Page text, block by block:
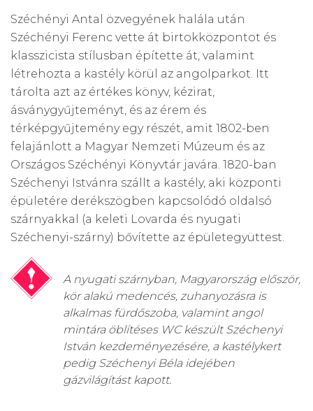
Széchényi Antal özvegyének halála után
Széchényi Ferenc vette át birtokközpontot és
klasszicista stílusban építette át, valamint
létrehozta a kastély körül az angolparkot. Itt
tárolta azt az értékes könyv, kézirat,
ásványgyűjteményt, és az érem és
térképgyűjtemény egy részét, amit 1802-ben
felajánlott a Magyar Nemzeti Múzeum és az
Országos Széchényi Könyvtár javára. 1820-ban
Széchenyi Istvánra szállt a kastély, aki központi
épületére derékszögben kapcsolódó oldalsó
szárnyakkal (a keleti Lovarda és nyugati
Széchenyi-szárny) bővítette az épületegyüttest.
A nyugati szárnyban, Magyarország először,
kör alakú medencés, zuhanyozásra is
alkalmas fürdőszoba, valamint angol
mintára öblítéses WC készült Széchenyi
István kezdeményezésére, a kastélykert
pedig Széchenyi Béla idejében
gázvilágítást kapott.